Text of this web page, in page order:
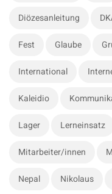
Diözesanleitung
Fest Glaube
International
Kaleidio
Lager Lerneinsatz
Mitarbeiter/innen
Nepal Nikolaus